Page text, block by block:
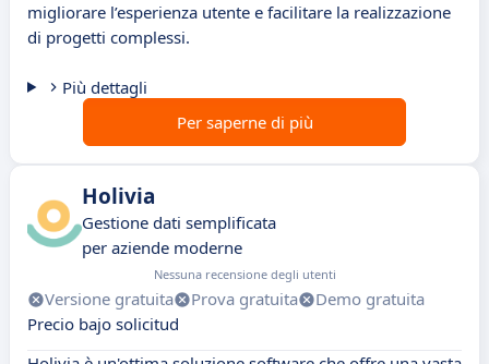
migliorare l’esperienza utente e facilitare la realizzazione
di progetti complessi.
Più dettagli
Per saperne di più
Holivia
Gestione dati semplificata
per aziende moderne
Nessuna recensione degli utenti
Versione gratuita Prova gratuita
Demo gratuita
Precio bajo solicitud